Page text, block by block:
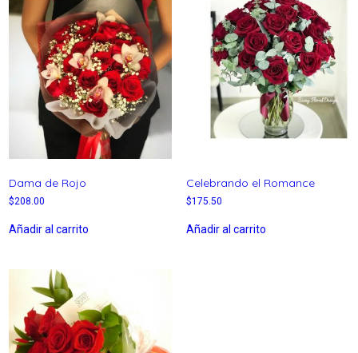
Dama de Rojo
$208.00
Añadir al carrito
Celebrando el Romance
$175.50
Añadir al carrito